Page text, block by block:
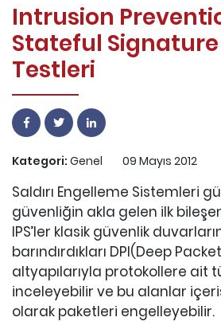
Intrusion
Stateful
Testleri
Kategori: Genel 09 Mayıs 2012
Saldırı Engelleme Sistemleri
güvenliğin akla gelen ilk
IPS’ler klasik güvenlik
barındırdıkları DPI(Deep
altyapılarıyla protokollere ait
inceleyebilir ve bu alanlar
olarak paketleri engelleyebilir.